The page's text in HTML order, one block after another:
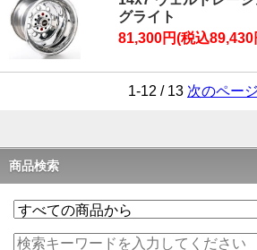
グライト
81,300円(税込89,430
1-12 / 13 次のペー
商品検索